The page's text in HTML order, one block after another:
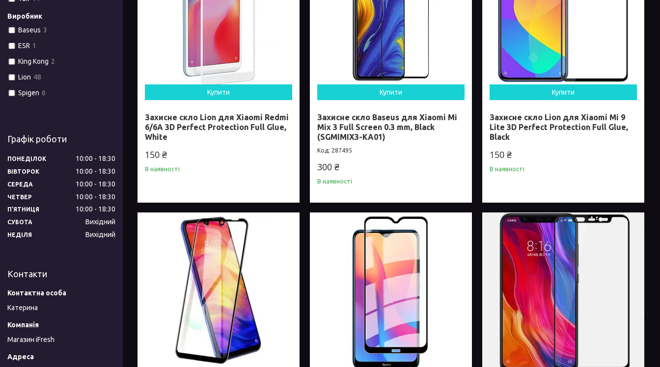
Купити
Захисне скло Lion для Xiaomi Redmi
6/6A 3D Perfect Protection Full Glue,
White
150 ₴
В наявності
Купити
Захисне скло Baseus для Xiaomi Mi
Mix 3 Full Screen 0.3 mm, Black
(SGMIMIX3-KA01)
287495
300 ₴
В наявності
Купити
Захисне скло Lion для Xiaomi Mi 9
Lite 3D Perfect Protection Full Glue,
Black
150 ₴
В наявності
Виробник
Baseus 3
ESR 1
King Kong 2
Lion 48
Spigen 6
Графік роботи
ПОНЕДІЛОК 10:00 18:30
ВІВТОРОК 10:00 18:30
СЕРЕДА 10:00 18:30
ЧЕТВЕР 10:00 18:30
ПʼЯТНИЦЯ 10:00 18:30
СУБОТА Вихідний
НЕДІЛЯ Вихідний
Контакти
Катерина
Магазин iFresh